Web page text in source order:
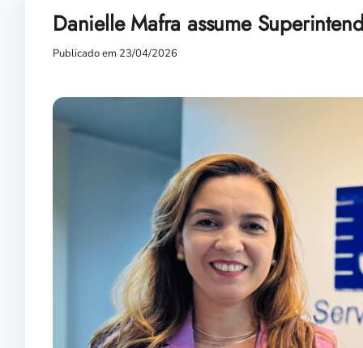
Danielle Mafra assume
Publicado em 23/04/2026